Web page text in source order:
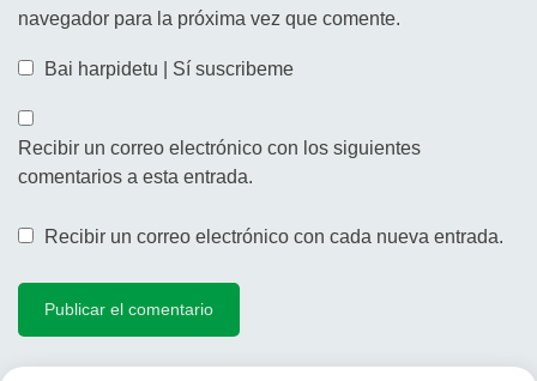
navegador para la próxima vez que comente.
Bai harpidetu | Sí suscribeme
Recibir un correo electrónico con los siguientes
comentarios a esta entrada.
Recibir un correo electrónico con cada nueva entrada.